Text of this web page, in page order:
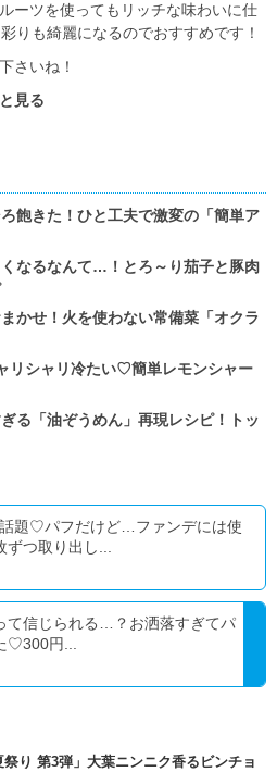
ーツを使ってもリッチな味わいに仕
りも綺麗になるのでおすすめです！
さいね！
見る
飽きた！ひと工夫で激変の「簡単ア
なるなんて…！とろ～り茄子と豚肉
かせ！火を使わない常備菜「オクラ
リシャリ冷たい♡簡単レモンシャー
る「油ぞうめん」再現レシピ！トッ
題♡パフだけど…ファンデには使
つ取り出し...
て信じられる…？お洒落すぎてパ
♡300円...
り 第3弾」大葉ニンニク香るビンチョ